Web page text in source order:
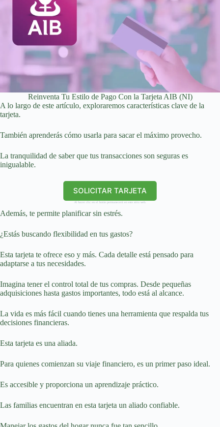
Reinventa Tu Estilo de Pago Con la Tarjeta AIB (NI)
A lo largo de este artículo, exploraremos características clave de la
tarjeta.
También aprenderás cómo usarla para sacar el máximo provecho.
La tranquilidad de saber que tus transacciones son seguras es
inigualable.
SOLICITAR TARJETA
Al hacer clic en el botón permanecerá en este sitio web.
Además, te permite planificar sin estrés.
¿Estás buscando flexibilidad en tus gastos?
Esta tarjeta te ofrece eso y más. Cada detalle está pensado para
adaptarse a tus necesidades.
Imagina tener el control total de tus compras. Desde pequeñas
adquisiciones hasta gastos importantes, todo está al alcance.
La vida es más fácil cuando tienes una herramienta que respalda tus
decisiones financieras.
Esta tarjeta es una aliada.
Para quienes comienzan su viaje financiero, es un primer paso ideal.
Es accesible y proporciona un aprendizaje práctico.
Las familias encuentran en esta tarjeta un aliado confiable.